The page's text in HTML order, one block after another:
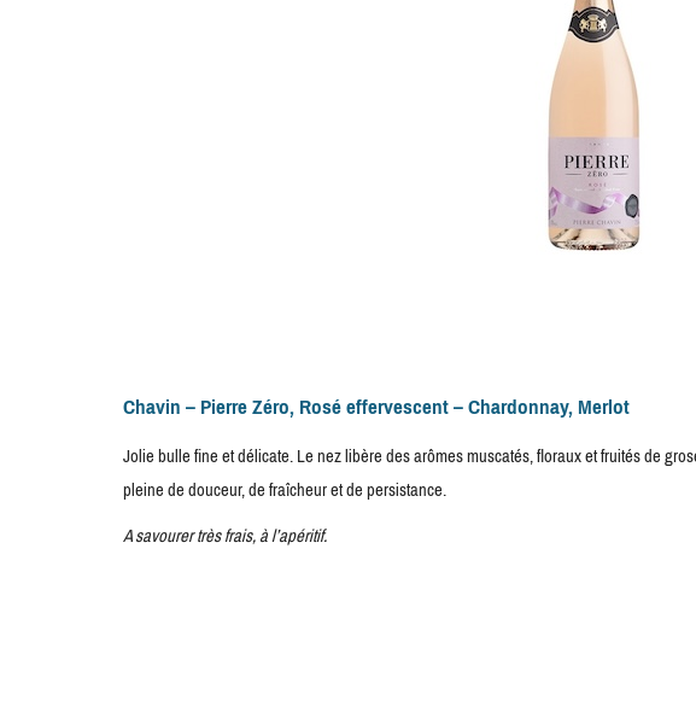
Chavin – Pierre Zéro, Rosé effervescent – Chardonnay, Merlot
Jolie bulle fine et délicate. Le nez libère des arômes muscatés, floraux et fruités de
pleine de douceur, de fraîcheur et de persistance.
A savourer très frais, à l’apéritif.